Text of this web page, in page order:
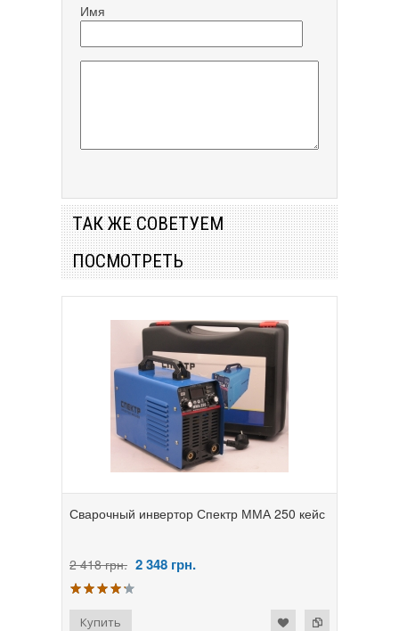
Имя
ТАК ЖЕ СОВЕТУЕМ
ПОСМОТРЕТЬ
Сварочный инвертор Спектр ММА 250 кейс
2 418 грн. 2 348 грн.